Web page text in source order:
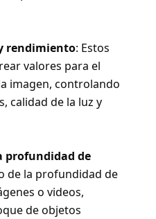
rendimiento: Estos
valores para el
imagen, controlando
calidad de la luz y
profundidad de
de la profundidad de
o videos,
de objetos